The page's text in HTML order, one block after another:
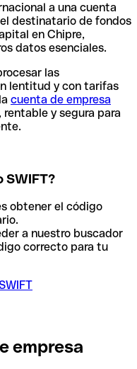
a una cuenta
destinatario de fondos
en Chipre,
datos esenciales.
las
lentitud y con tarifas
cuenta de empresa
y segura para
SWIFT?
obtener el código
a nuestro buscador
correcto para tu
empresa